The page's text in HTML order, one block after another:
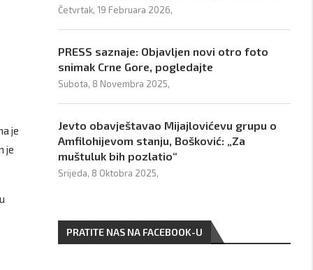
je
je
Četvrtak, 19 Februara 2026,
PRESS saznaje: Objavljen novi otro foto
snimak Crne Gore, pogledajte
Subota, 8 Novembra 2025,
Jevto obavještavao Mijajlovićevu grupu o
Amfilohijevom stanju, Bošković: „Za
muštuluk bih pozlatio“
Srijeda, 8 Oktobra 2025,
PRATITE NAS NA FACEBOOK-U